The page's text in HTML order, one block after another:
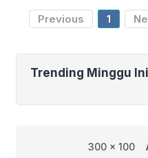
WIB. Dua gol
Previous 1
Trending Minggu Ini
300 x 100